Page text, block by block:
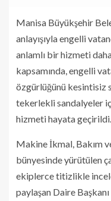
Manisa Büyükşehir
anlayışıyla engelli
anlamlı bir hizmeti
kapsamında, engelli
özgürlüğünü kesintisiz
tekerlekli sandalyeler
hizmeti hayata geçirildi.
Makine İkmal, Bakım
bünyesinde yürütülen
ekiplerce titizlikle
paylaşan Daire